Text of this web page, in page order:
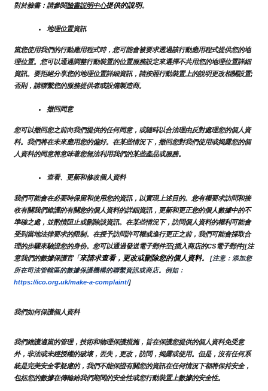
對於臉書：請參閱臉書説明中心提供的說明。
地理位置資訊
當您使用我們的行動應用程式時，您可能會被要求透過該行動應用程式提供您的地
理位置。您可以通過調整行動裝置的位置服務設定來選擇不共用您的地理位置詳細
資訊。要拒絕分享您的地理位置詳細資訊，請按照行動裝置上的說明更改相關設置;
否則，請聯繫您的服務提供者或設備製造商。
撤回同意
您可以撤回您之前向我們提供的任何同意，或隨時以合法理由反對處理您的個人資
料。我們將在未來應用您的偏好。在某些情況下，撤回您對我們使用或揭露您的個
人資料的同意將意味著您無法利用我們的某些產品或服務。
查看、更新和修改個人資料
我們可能會在必要時保留和使用您的資訊，以實現上述目的。您有權要求訪問和接
收有關我們維護的有關您的個人資料的詳細資訊，更新和更正您的個人數據中的不
準確之處，並酌情阻止或刪除該資訊。在某些情況下，訪問個人資料的權利可能會
受到當地法律要求的限制。在授予訪問許可權或進行更正之前，我們可能會採取合
理的步驟來驗證您的身份。您可以通過發送電子郵件至{插入商店的CS電子郵件][注
意我們的數據保護官「來請求查看，更改或刪除您的個人資料。
[注意：添加您
所在司法管轄區的數據保護機構的聯繫資訊或商店。例如：
https://ico.org.uk/make-a-complaint/]
我們如何保護個人資料
我們維護適當的管理，技術和物理保護措施，旨在保護您提供的個人資料免受意
外，非法或未經授權的破壞，丟失，更改，訪問，揭露或使用。但是，沒有任何系
統是完美安全零疑慮的，我們不能保證有關您的資訊在任何情況下都將保持安全，
包括您的數據在傳輸給我們期間的安全性或您行動裝置上數據的安全性。